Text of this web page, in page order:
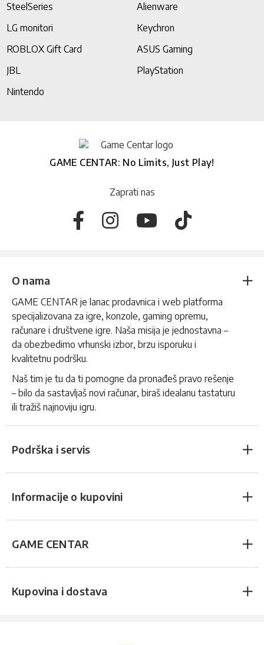
SteelSeries
Alienware
LG monitori
Keychron
ROBLOX Gift Card
ASUS Gaming
JBL
PlayStation
Nintendo
GAME CENTAR: No Limits, Just Play!
Zaprati nas
O nama
GAME CENTAR je lanac prodavnica i web platforma
specijalizovana za igre, konzole, gaming opremu,
računare i društvene igre. Naša misija je jednostavna –
da obezbedimo vrhunski izbor, brzu isporuku i
kvalitetnu podršku.
Naš tim je tu da ti pomogne da pronađeš pravo rešenje
– bilo da sastavljaš novi računar, biraš idealanu tastaturu
ili tražiš najnoviju igru.
Podrška i servis
Informacije o kupovini
GAME CENTAR
Kupovina i dostava